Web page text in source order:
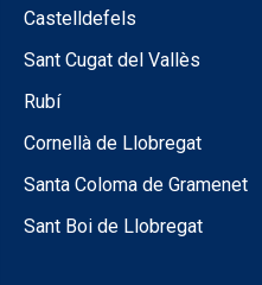
Castelldefels
Sant Cugat del Vallès
Rubí
Cornellà de Llobregat
Santa Coloma de Gramenet
Sant Boi de Llobregat